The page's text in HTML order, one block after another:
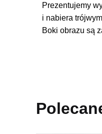
Prezentujemy
i nabiera
Boki obrazu są